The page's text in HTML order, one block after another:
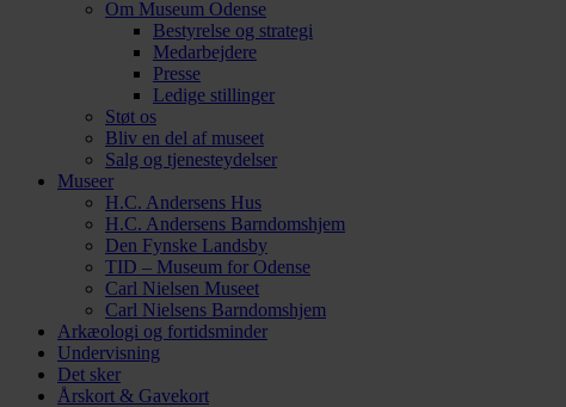
Om Museum Odense
Bestyrelse og strategi
Medarbejdere
Presse
Ledige stillinger
Støt os
Bliv en del af museet
Salg og tjenesteydelser
Museer
H.C. Andersens Hus
H.C. Andersens Barndomshjem
Den Fynske Landsby
TID – Museum for Odense
Carl Nielsen Museet
Carl Nielsens Barndomshjem
Arkæologi og fortidsminder
Undervisning
Det sker
Årskort & Gavekort